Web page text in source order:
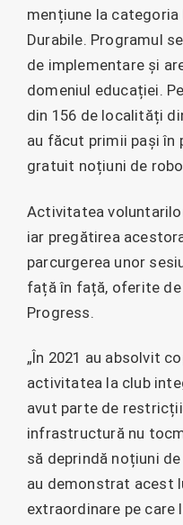
mențiune la
Durabile. Programul
de implementare și
domeniul educației.
din 156 de localități
au făcut primii pași în
gratuit noțiuni de
Activitatea
iar pregătirea
parcurgerea unor
față în față, oferite
Progress.
„În 2021 au absolvit
activitatea la club
avut parte de
infrastructură nu
să deprindă noțiuni
au demonstrat acest
extraordinare pe